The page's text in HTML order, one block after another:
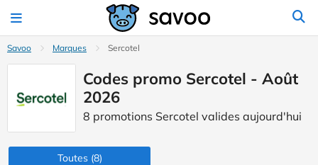
Savoo Marques Sercotel
Codes promo Sercotel - Août
2026
8 promotions Sercotel valides aujourd'hui
Toutes(8)